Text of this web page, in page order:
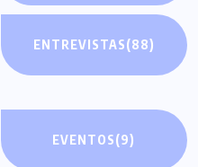
ENTREVISTAS(88)
EVENTOS(9)